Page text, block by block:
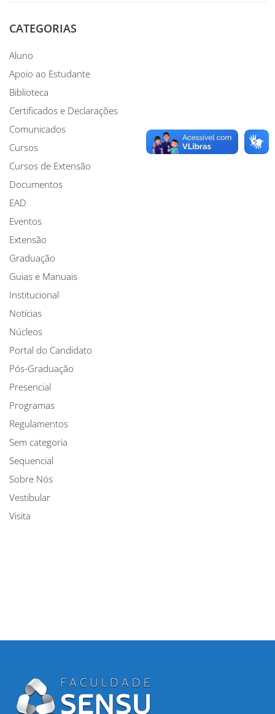
CATEGORIAS
Aluno
Apoio ao Estudante
Biblioteca
Certificados e Declarações
Comunicados
Cursos
Cursos de Extensão
Documentos
EAD
Eventos
Extensão
Graduação
Guias e Manuais
Institucional
Notícias
Núcleos
Portal do Candidato
Pós-Graduação
Presencial
Programas
Regulamentos
Sem categoria
Sequencial
Sobre Nós
Vestibular
Visita